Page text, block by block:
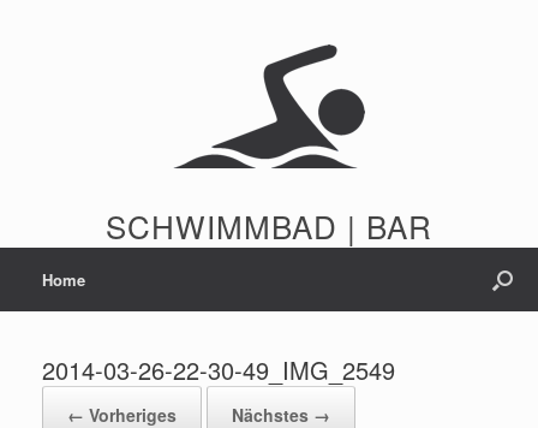
SCHWIMMBAD | BAR
Home
2014-03-26-22-30-49_IMG_2549
← Vorheriges Nächstes →